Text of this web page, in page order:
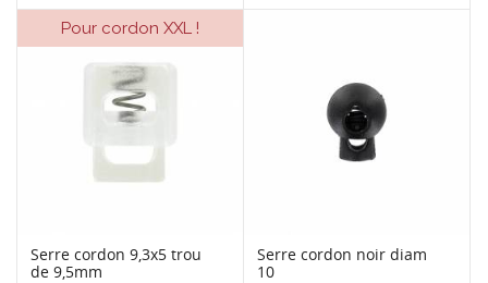
Pour cordon XXL !
Serre cordon 9,3x5 trou
de 9,5mm
Serre cordon noir diam
10